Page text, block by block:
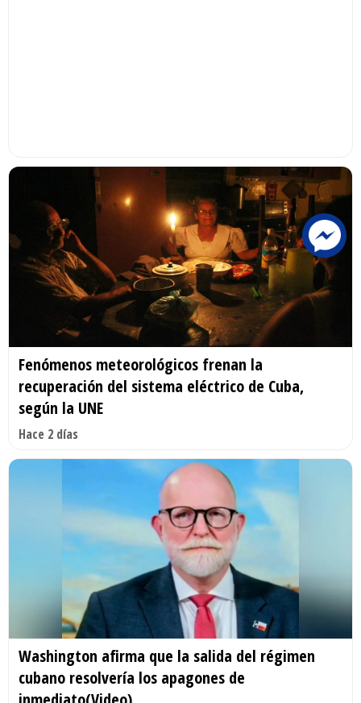
Fenómenos meteorológicos frenan la
recuperación del sistema eléctrico de Cuba,
según la UNE
Hace 2 días
Washington afirma que la salida del régimen
cubano resolvería los apagones de